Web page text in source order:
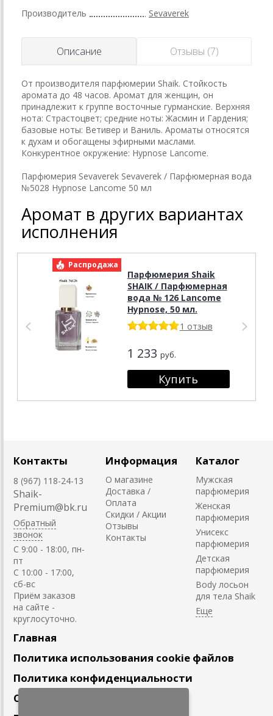
Производитель Sevaverek
Описание Отзывы (7)
От производителя парфюмерии Shaik. Стойкость
аромата до 48 часов. Аромат для женщин, он
принадлежит к группе восточные гурманские. Верхняя
нота: Страстоцвет; средние ноты: Жасмин и Гардения;
базовые ноты: Ветивер и Ваниль. Ароматы относятся
к духам и обогащены эфирными маслами.
Конкурентное окружение: Hypnose Lancome.
Парфюмерия Sevaverek Sevaverek / Парфюмерная вода
№5028 Hypnose Lancome 50 мл
Аромат в других вариантах
исполнения
Распродажа
Парфюмерия Shaik
SHAIK / Парфюмерная
вода № 126 Lancome
Hypnose, 50 мл.
1 отзыв
1 233 руб.
Контакты
8 (967) 118-24-13
Shaik-
Premium@bk.ru
Обратный
звонок
C 9:00 - 18:00, пн-
пт
С 10:00 - 17:00,
сб-вс
Приём заказов
на сайте -
круглосуточно.
Информация
О магазине
Доставка /
Оплата
Скидки / Акции
Отзывы
Контакты
Каталог
Мужская
парфюмерия
Женская
парфюмерия
Унисекс
парфюмерия
Детская
парфюмерия
Body лосьон
для тела Shaik
Главная
Политика использования cookie файлов
Политика конфиденциальности
Сотрудничество